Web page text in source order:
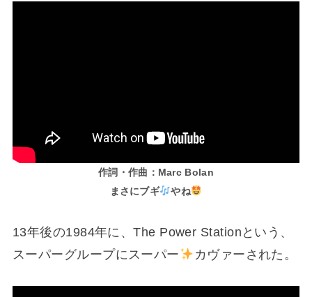
作詞・作曲：Marc Bolan
まさにブギ
やね
13年後の1984年に、The Power Stationという、
スーパーグループにスーパー
カヴァーされた。